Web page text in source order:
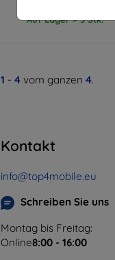
Auf Lager > 5 Stk.
1 - 4 vom ganzen 4.
Kontakt
info@top4mobile.eu
Schreiben Sie uns
Montag bis Freitag:
Online8:00 - 16:00